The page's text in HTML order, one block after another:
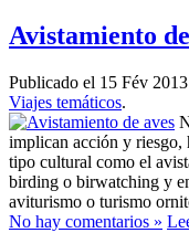
Avistamiento
Publicado el 15 Fév
Viajes temáticos.
implican acción y riesgo,
tipo cultural como el
birding o birwatching y
aviturismo o turismo
No hay comentarios »